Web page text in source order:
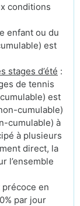
conditions
enfant ou du
est
stages d’été :
de tennis
est
cumulable)
cumulable) à
à plusieurs
direct, la
l’ensemble
précoce en
par jour